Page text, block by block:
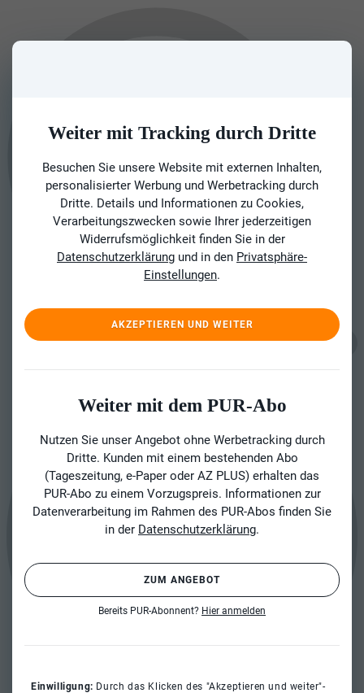
Weiter mit Tracking durch Dritte
Besuchen Sie unsere Website mit externen Inhalten,
personalisierter Werbung und Werbetracking durch
Dritte. Details und Informationen zu Cookies,
Verarbeitungszwecken sowie Ihrer jederzeitigen
Widerrufsmöglichkeit finden Sie in der
Datenschutzerklärung und in den Privatsphäre-
Einstellungen.
AKZEPTIEREN UND WEITER
Weiter mit dem PUR-Abo
Nutzen Sie unser Angebot ohne Werbetracking durch
Dritte. Kunden mit einem bestehenden Abo
(Tageszeitung, e-Paper oder AZ PLUS) erhalten das
PUR-Abo zu einem Vorzugspreis. Informationen zur
Datenverarbeitung im Rahmen des PUR-Abos finden Sie
in der Datenschutzerklärung.
ZUM ANGEBOT
Bereits PUR-Abonnent? Hier anmelden
Einwilligung: Durch das Klicken des "Akzeptieren und weiter"-